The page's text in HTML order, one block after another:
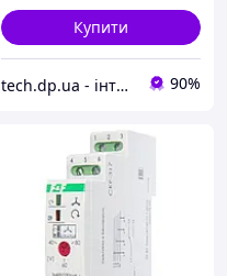
Купити
tech.dp.ua - інтернет магазин 90%